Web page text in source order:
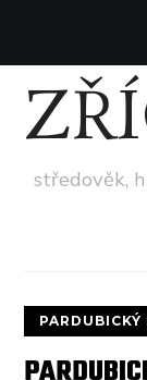
středověk,
PARDUBICKÝ